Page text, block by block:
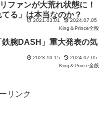
ファンが大荒れ状態に！
る」は本当なのか？
2021.03.01
2024.07.05
King＆Prince全般
腕DASH」重大発表の気
2023.10.15
2024.07.05
King＆Prince全般
リンク